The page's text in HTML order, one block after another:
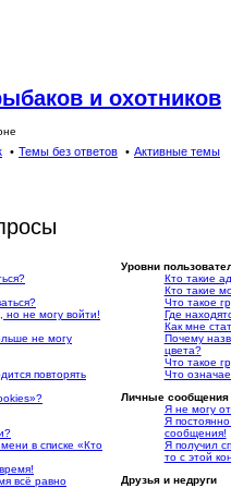
и охотников
Темы без ответов Активные темы
но не могу войти!
не могу
повторять
в списке «Кто
всё равно
Уровни
Кто такие
Кто такие
Что такое
Где
Как мне
Почему
цвета?
Что такое
Что
Личные сообщения
Я не могу
Я
сообщения!
Я получил
то с этой
Друзья и недруги